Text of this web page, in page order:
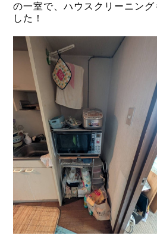
の一室で、ハウスクリーニング
した！